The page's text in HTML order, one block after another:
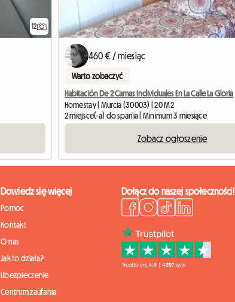
12
460 € / miesiąc
Warto zobaczyć
Habitación De 2 Camas Individuales En La Calle La Gloria
Homestay | Murcia (30003) | 20 M2
2 miejsce(-a) do spania | Minimum 3 miesiące
Zobacz ogłoszenie
Dowiedz się więcej
Pomoc
Kontakt
O nas
Jak to działa?
Ubezpieczenie
Centrum zaufania
Dołącz do naszej społeczności!